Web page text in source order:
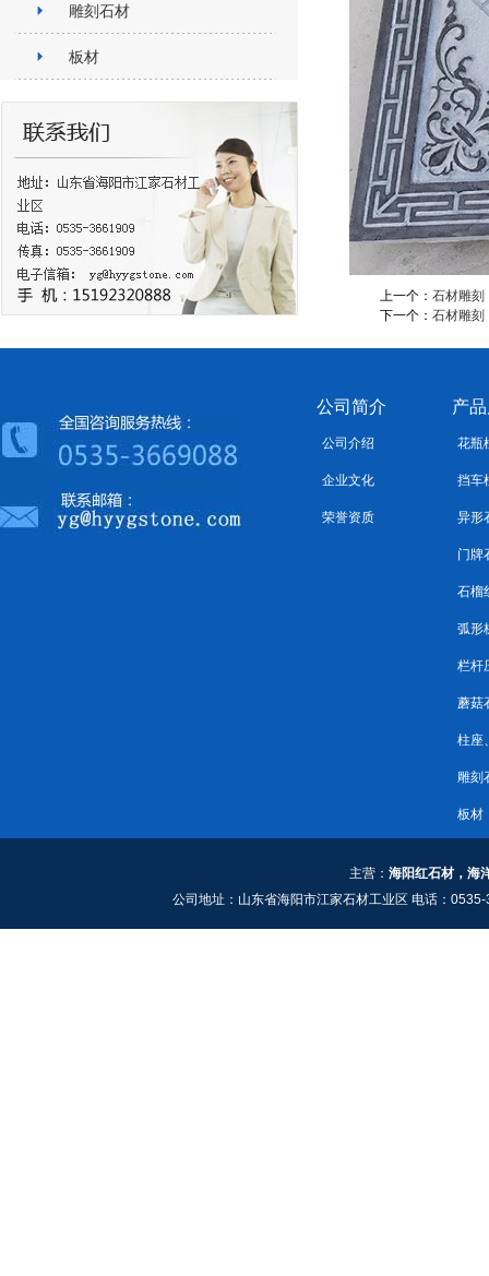
雕刻石材
板材
上一个： 石材雕刻
下一个： 石材雕刻
公司简介
公司介绍
企业文化
荣誉资质
产
花瓶
挡车
异形
门牌
石榴
弧形
栏杆
蘑菇
柱座
雕刻
板材
主营： 海阳红石材，海
公司地址：山东省海阳市江家石材工业区 电话：